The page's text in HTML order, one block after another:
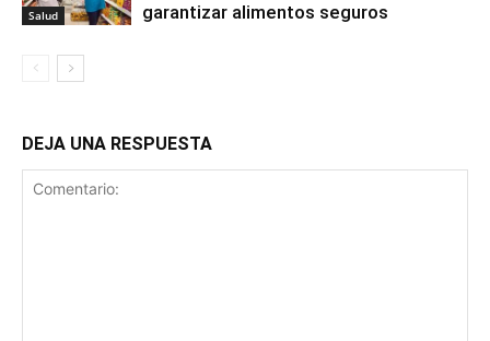
Salud
garantizar alimentos seguros
DEJA UNA RESPUESTA